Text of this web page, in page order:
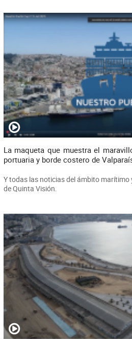
La maqueta que muestra el
portuaria y borde costero de
Y todas las noticias del ámbito
de Quinta Visión.